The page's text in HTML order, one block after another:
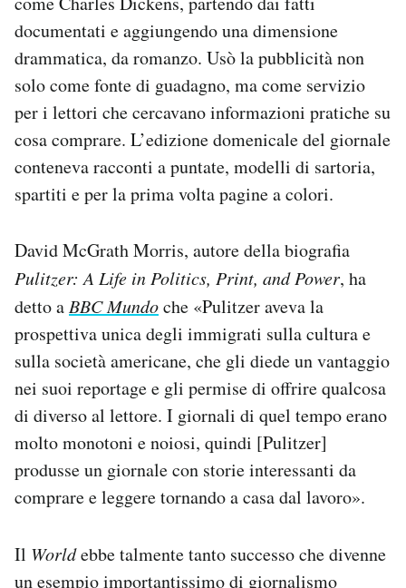
documentati e aggiungendo una dimensione
drammatica, da romanzo. Usò la pubblicità non
solo come fonte di guadagno, ma come servizio
per i lettori che cercavano informazioni pratiche su
cosa comprare. L’edizione domenicale del giornale
conteneva racconti a puntate, modelli di sartoria,
spartiti e per la prima volta pagine a colori.
David McGrath Morris, autore della biografia
Pulitzer: A Life in Politics, Print, and Power, ha
detto aBBC Mundoche «Pulitzer aveva la
prospettiva unica degli immigrati sulla cultura e
sulla società americane, che gli diede un vantaggio
nei suoi reportage e gli permise di offrire qualcosa
di diverso al lettore. I giornali di quel tempo erano
molto monotoni e noiosi, quindi [Pulitzer]
produsse un giornale con storie interessanti da
comprare e leggere tornando a casa dal lavoro».
Il Worldebbe talmente tanto successo che divenne
un esempio importantissimo di giornalismo